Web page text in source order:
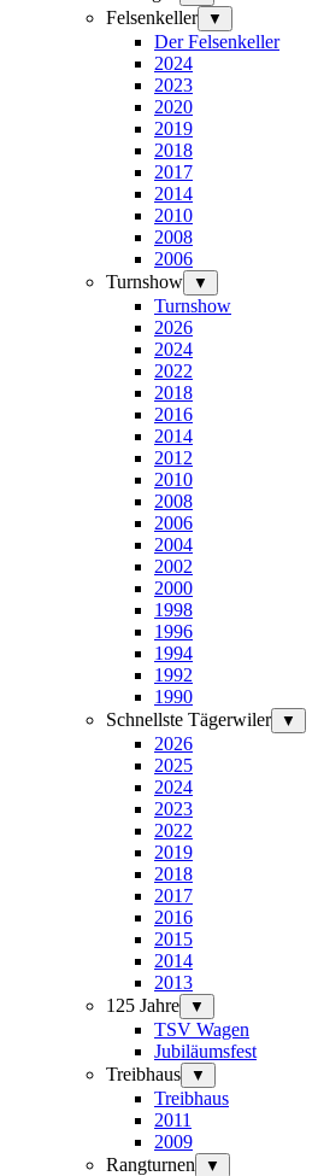
Felsenkeller ▼
Der Felsenkeller
2024
2023
2020
2019
2018
2017
2014
2010
2008
2006
Turnshow
▼
Turnshow
2026
2024
2022
2018
2016
2014
2012
2010
2008
2006
2004
2002
2000
1998
1996
1994
1992
1990
Schnellste Tägerwiler
▼
2026
2025
2024
2023
2022
2019
2018
2017
2016
2015
2014
2013
125 Jahre
▼
TSV Wagen
Jubiläumsfest
Treibhaus
▼
Treibhaus
2011
2009
Rangturnen
▼